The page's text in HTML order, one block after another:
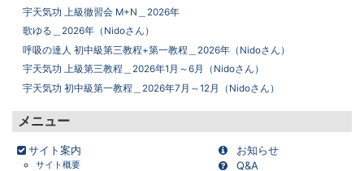
宇天気功 上級徹習会 M+N＿2026年
歌ゆる＿2026年（Nidoさん）
呼吸の達人 初中級第三教程+第一教程＿2026年（Nidoさん）
宇天気功 上級第三教程＿2026年1月～6月（Nidoさん）
宇天気功 初中級第一教程＿2026年7月～12月（Nidoさん）
メニュー
サイト案内
サイト概要
お知らせ
Q&A